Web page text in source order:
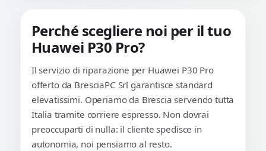
Perché scegliere noi per il tuo
Huawei P30 Pro?
Il servizio di riparazione per Huawei P30 Pro
offerto da BresciaPC Srl garantisce standard
elevatissimi. Operiamo da Brescia servendo tutta
Italia tramite corriere espresso. Non dovrai
preoccuparti di nulla: il cliente spedisce in
autonomia, noi pensiamo al resto.